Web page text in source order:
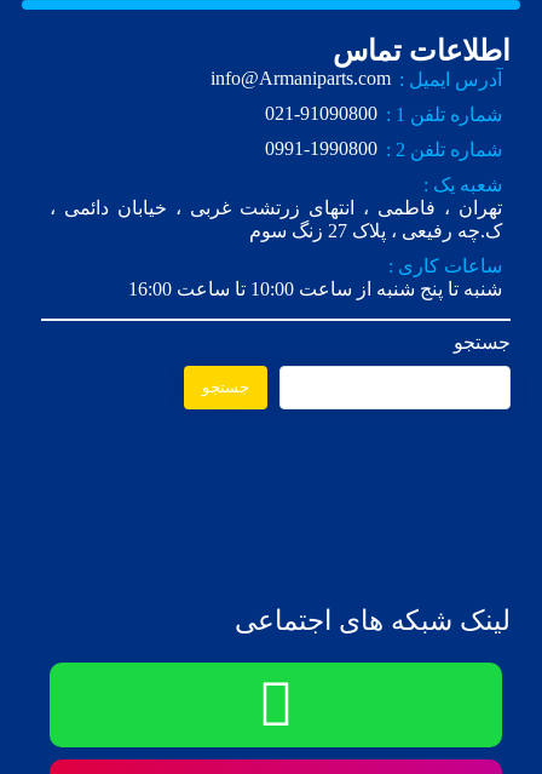
اطلاعات تماس
آدرس ایمیل : info@Armaniparts.com
شماره تلفن 1 :
021-91090800
شماره تلفن 2 :
0991-1990800
شعبه یک :
تهران ، فاطمی ، انتهای زرتشت غربی ، خیابان دائمی ،
ک.چه رفیعی ، پلاک 27 زنگ سوم
ساعات کاری :
شنبه تا پنج شنبه از ساعت 10:00 تا ساعت 16:00
جستجو
جستجو
لینک شبکه های اجتماعی